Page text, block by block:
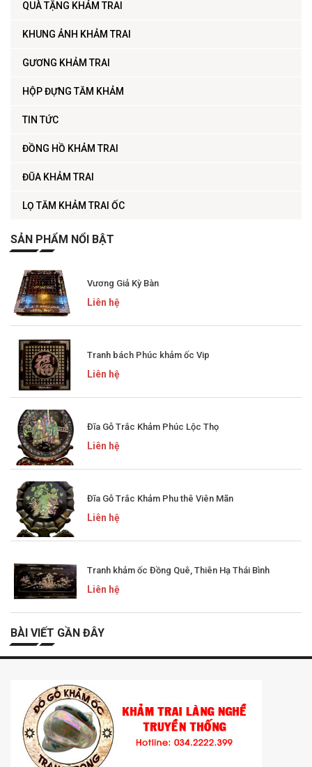
QUÀ TẶNG KHẢM TRAI
KHUNG ẢNH KHẢM TRAI
GƯƠNG KHẢM TRAI
HỘP ĐỰNG TĂM KHẢM
TIN TỨC
ĐỒNG HỒ KHẢM TRAI
ĐŨA KHẢM TRAI
LỌ TĂM KHẢM TRAI ỐC
SẢN PHẨM NỔI BẬT
Vương Giả Kỳ Bàn
Liên hệ
Tranh bách Phúc khảm ốc Vip
Liên hệ
Đĩa Gỗ Trắc Khảm Phúc Lộc Thọ
Liên hệ
Đĩa Gỗ Trắc Khảm Phu thê Viên Mãn
Liên hệ
Tranh khảm ốc Đồng Quê, Thiên Hạ Thái Bình
Liên hệ
BÀI VIẾT GẦN ĐÂY